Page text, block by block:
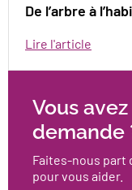
De l’arbre à
Lire l'article
Vous
demande
Faites-nous part
pour vous aider.